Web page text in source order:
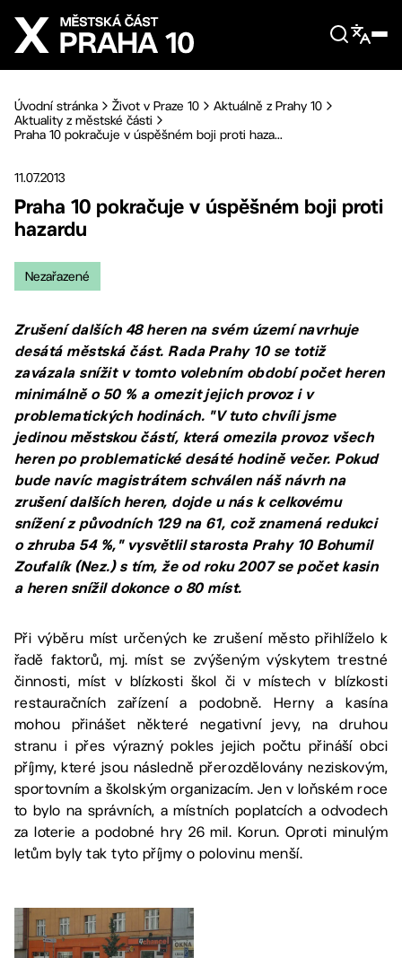
Přejít na hlavní obsah
Úvodní stránka Život v Praze 10
Aktuálně z Prahy 10
Aktuality z městské části
Praha 10 pokračuje v úspěšném boji proti haza...
11.07.2013
Praha 10 pokračuje v úspěšném boji proti
hazardu
Nezařazené
Zrušení dalších 48 heren na svém území navrhuje
desátá městská část. Rada Prahy 10 se totiž
zavázala snížit v tomto volebním období počet heren
minimálně o 50 % a omezit jejich provoz i v
problematických hodinách. "V tuto chvíli jsme
jedinou městskou částí, která omezila provoz všech
heren po problematické desáté hodině večer. Pokud
bude navíc magistrátem schválen náš návrh na
zrušení dalších heren, dojde u nás k celkovému
snížení z původních 129 na 61, což znamená redukci
o zhruba 54 %," vysvětlil starosta Prahy 10 Bohumil
Zoufalík (Nez.) s tím, že od roku 2007 se počet kasin
a heren snížil dokonce o 80 míst.
Při výběru míst určených ke zrušení město přihlíželo k
řadě faktorů, mj. míst se zvýšeným výskytem trestné
činnosti, míst v blízkosti škol či v místech v blízkosti
restauračních zařízení a podobně. Herny a kasína
mohou přinášet některé negativní jevy, na druhou
stranu i přes výrazný pokles jejich počtu přináší obci
příjmy, které jsou následně přerozdělovány neziskovým,
sportovním a školským organizacím. Jen v loňském roce
to bylo na správních, a místních poplatcích a odvodech
za loterie a podobné hry 26 mil. Korun. Oproti minulým
letům byly tak tyto příjmy o polovinu menší.